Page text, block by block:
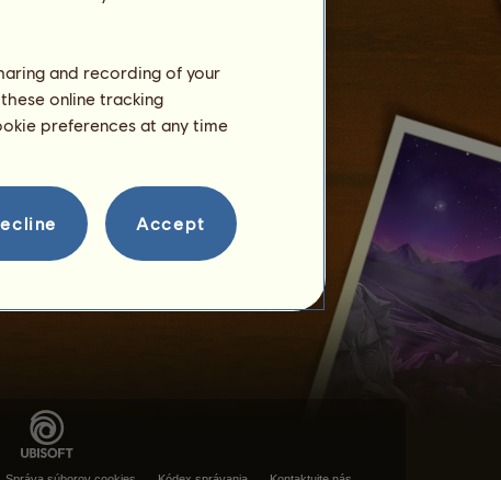
and recording of your
online tracking
preferences at any time
Accept